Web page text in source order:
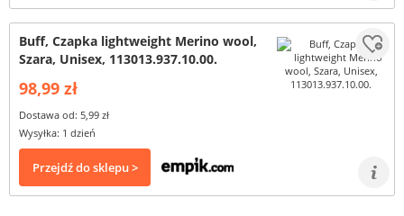
Buff, Czapka lightweight Merino wool,
Szara, Unisex, 113013.937.10.00.
98,99 zł
Dostawa od: 5,99 zł
Wysyłka: 1 dzień
Przejdź do sklepu >